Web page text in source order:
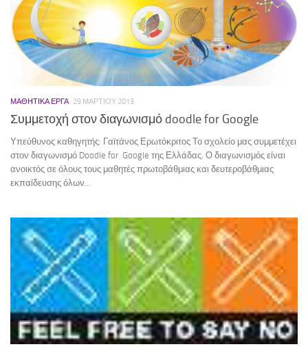
ΜΑΘΗΤΙΚΆ ΈΡΓΑ 29 ΜΑΡΤΊΟΥ 2013
Συμμετοχή στον διαγωνισμό doodle for Google
Υπεύθυνος καθηγητής: Γαϊτάνος Ερωτόκριτος Το σχολείο μας συμμετέχει
στον διαγωνισμό Doodle for Google της Ελλάδας. Ο διαγωνισμός είναι
ανοικτός σε όλους τους μαθητές πρωτοβάθμιας και δευτεροβάθμιας
εκπαίδευσης όλων...